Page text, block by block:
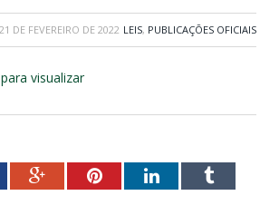
21 DE FEVEREIRO DE 2022 LEIS, PUBLICAÇÕES OFICIAIS
visualizar
Google+PinterestLinkedInTumblr